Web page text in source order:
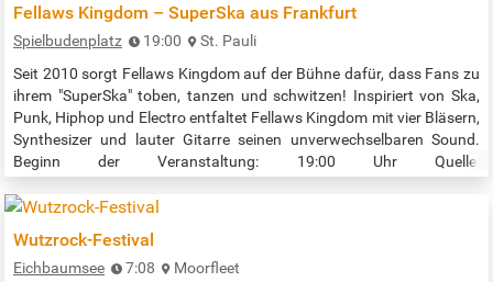
Fellaws Kingdom – SuperSka aus Frankfurt
Spielbudenplatz 19:00
St. Pauli
Seit 2010 sorgt Fellaws Kingdom auf der Bühne dafür, dass Fans zu
ihrem "SuperSka" toben, tanzen und schwitzen! Inspiriert von Ska,
Punk, Hiphop und Electro entfaltet Fellaws Kingdom mit vier Bläsern,
Synthesizer und lauter Gitarre seinen unverwechselbaren Sound.
Beginn der Veranstaltung: 19:00 Uhr Quelle:
Wutzrock-Festival
Eichbaumsee 7:08
Moorfleet